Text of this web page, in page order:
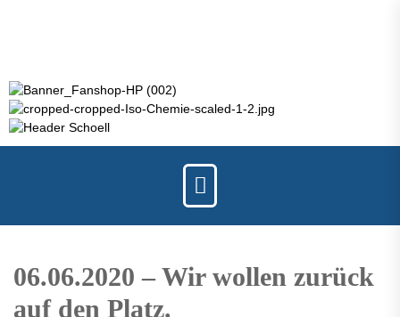
06.06.2020 – Wir wollen zurück
auf den Platz.